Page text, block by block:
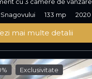
133 mp 2020
mai multe detalii
Exclusivitate